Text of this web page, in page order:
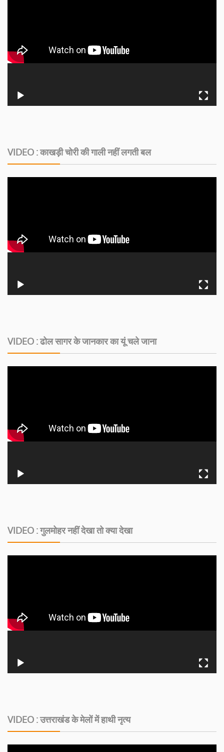
VIDEO : काखड़ी चोरी की गाली नहीं लगती बल
VIDEO : ढोल सागर के जानकार का यूं चले जाना
VIDEO : गुलमोहर नहीं देखा तो क्या देखा
VIDEO : उत्तराखंड के मेलों में हाथी नृत्य